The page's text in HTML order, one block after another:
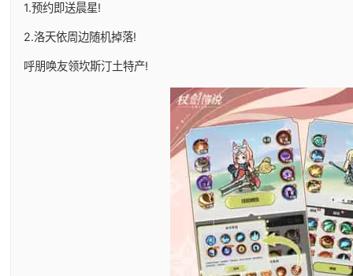
1.预约即送晨星!
2.洛天依周边随机掉落!
呼朋唤友领坎斯汀土特产!